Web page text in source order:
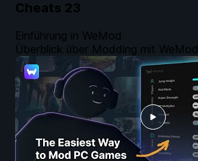
Cheats 23
Einführung in WeMod
Überblick über Modding mit WeMod